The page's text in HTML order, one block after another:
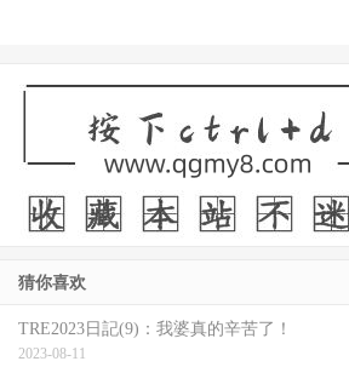
猜你喜欢
TRE2023日記(9)：我婆真的辛苦了！
2023-08-11